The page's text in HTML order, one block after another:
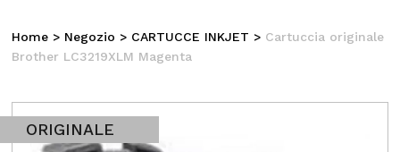
Home > Negozio > CARTUCCE INKJET > Cartuccia originale
Brother LC3219XLM Magenta
ORIGINALE